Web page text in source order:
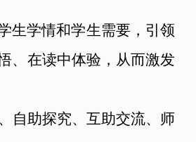
生学情和学生需要，引领
、在读中体验，从而激发
自助探究、互助交流、师